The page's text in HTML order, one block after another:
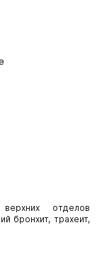
верхних отделов
бронхит, трахеит,